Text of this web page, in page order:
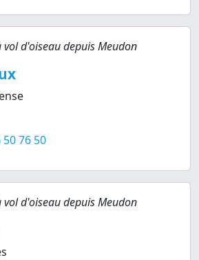
vol d'oiseau depuis Meudon
50 76 50
vol d'oiseau depuis Meudon